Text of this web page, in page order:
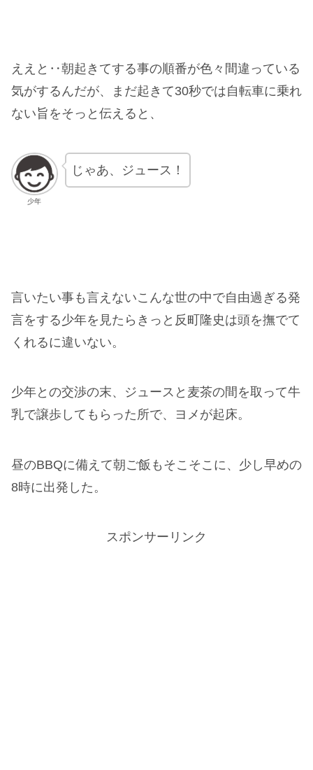
ええと‥朝起きてする事の順番が色々間違っている
気がするんだが、まだ起きて30秒では自転車に乗れ
ない旨をそっと伝えると、
少年
じゃあ、ジュース！
言いたい事も言えないこんな世の中で自由過ぎる発
言をする少年を見たらきっと反町隆史は頭を撫でて
くれるに違いない。
少年との交渉の末、ジュースと麦茶の間を取って牛
乳で譲歩してもらった所で、ヨメが起床。
昼のBBQに備えて朝ご飯もそこそこに、少し早めの
8時に出発した。
スポンサーリンク